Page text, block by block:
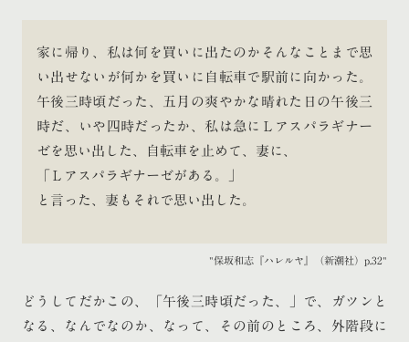
家に帰り、私は何を買いに出たのかそんなことまで思
い出せないが何かを買いに自転車で駅前に向かった。
午後三時頃だった、五月の爽やかな晴れた日の午後三
時だ、いや四時だったか、私は急にＬアスパラギナー
ゼを思い出した、自転車を止めて、妻に、
「Ｌアスパラギナーゼがある。」
と言った、妻もそれで思い出した。
保坂和志『ハレルヤ』（新潮社）p.32
どうしてだかこの、「午後三時頃だった、」で、ガツンと
なる、なんでなのか、なって、その前のところ、外階段に